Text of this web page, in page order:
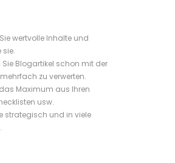
wertvolle Inhalte und
sie.
Sie Blogartikel schon mit der
zu verwerten.
Maximum aus Ihren
usw.
strategisch und in viele